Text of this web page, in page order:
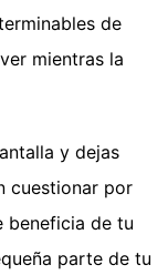
de
mientras la
y dejas
cuestionar por
beneficia de tu
parte de tu